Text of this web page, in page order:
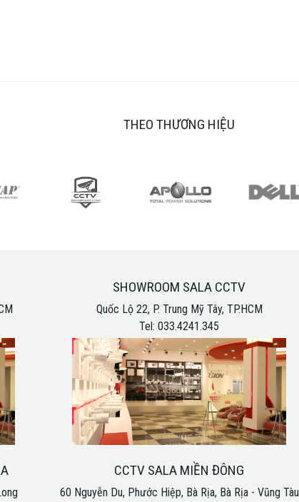
THEO THƯƠNG HIỆU
SHOWROOM SALA CCTV
Quốc Lộ 22, P. Trung Mỹ Tây, TP.HCM
Tel: 033.4241.345
CCTV SALA MIỀN ĐÔNG
60 Nguyễn Du, Phước Hiệp, Bà Rịa, Bà Rịa - Vũng Tàu